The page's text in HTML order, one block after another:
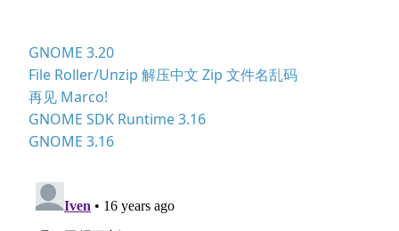
GNOME 3.20
File Roller/Unzip 解压中文 Zip 文件名乱码
再见 Marco!
GNOME SDK Runtime 3.16
GNOME 3.16